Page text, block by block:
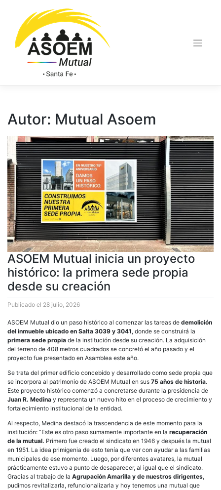
Autor: Mutual Asoem
ASOEM Mutual inicia un proyecto
histórico: la primera sede propia
desde su creación
Publicado el 28 julio, 2026
ASOEM Mutual dio un paso histórico al comenzar las tareas de demolición
del inmueble ubicado en Salta 3039 y 3041, donde se construirá la
primera sede propia de la institución desde su creación. La adquisición
del terreno de 408 metros cuadrados se concretó el año pasado y el
proyecto fue presentado en Asamblea este año.
Se trata del primer edificio concebido y desarrollado como sede propia que
se incorpora al patrimonio de ASOEM Mutual en sus 75 años de historia.
Este proyecto histórico comenzó a concretarse durante la presidencia de
Juan R. Medina y representa un nuevo hito en el proceso de crecimiento y
fortalecimiento institucional de la entidad.
Al respecto, Medina destacó la trascendencia de este momento para la
institución: “Este es otro paso sumamente importante en la recuperación
de la mutual. Primero fue creado el sindicato en 1946 y después la mutual
en 1951. La idea primigenia de esto tenía que ver con ayudar a las familias
municipales de ese momento. Luego, por diferentes avatares, la mutual
prácticamente estuvo a punto de desaparecer, al igual que el sindicato.
Gracias al trabajo de la Agrupación Amarilla y de nuestros dirigentes,
pudimos revitalizarla, refuncionalizarla y hoy tenemos una mutual que